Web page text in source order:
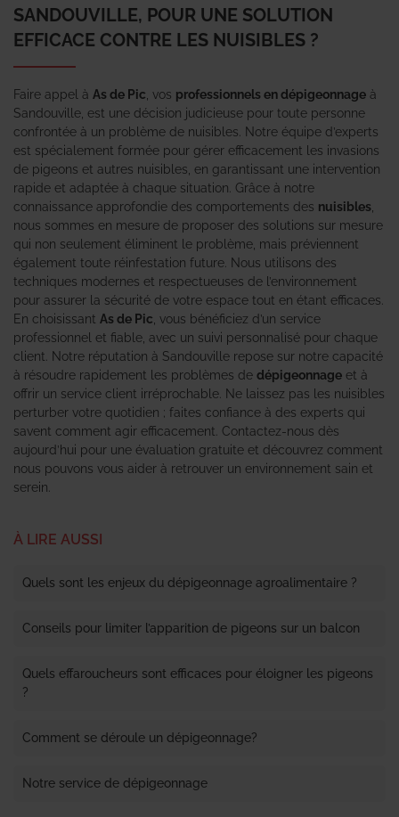
SANDOUVILLE, POUR UNE SOLUTION
EFFICACE CONTRE LES NUISIBLES ?
Faire appel à As de Pic , vos professionnels en dépigeonnage à
Sandouville, est une décision judicieuse pour toute personne
confrontée à un problème de nuisibles. Notre équipe d’experts
est spécialement formée pour gérer efficacement les invasions
de pigeons et autres nuisibles, en garantissant une intervention
rapide et adaptée à chaque situation. Grâce à notre
connaissance approfondie des comportements des nuisibles
nous sommes en mesure de proposer des solutions sur mesure
qui non seulement éliminent le problème, mais préviennent
également toute réinfestation future. Nous utilisons des
techniques modernes et respectueuses de l’environnement
pour assurer la sécurité de votre espace tout en étant efficaces.
En choisissant As de Pic , vous bénéficiez d’un service
professionnel et fiable, avec un suivi personnalisé pour chaque
client. Notre réputation à Sandouville repose sur notre capacité
à résoudre rapidement les problèmes de dépigeonnage et à
offrir un service client irréprochable. Ne laissez pas les nuisibles
perturber votre quotidien ; faites confiance à des experts qui
savent comment agir efficacement. Contactez-nous dès
aujourd’hui pour une évaluation gratuite et découvrez comment
nous pouvons vous aider à retrouver un environnement sain et
serein.
À LIRE AUSSI
Quels sont les enjeux du dépigeonnage agroalimentaire ?
Conseils pour limiter l’apparition de pigeons sur un balcon
Quels effaroucheurs sont efficaces pour éloigner les pigeons
?
Comment se déroule un dépigeonnage?
Notre service de dépigeonnage